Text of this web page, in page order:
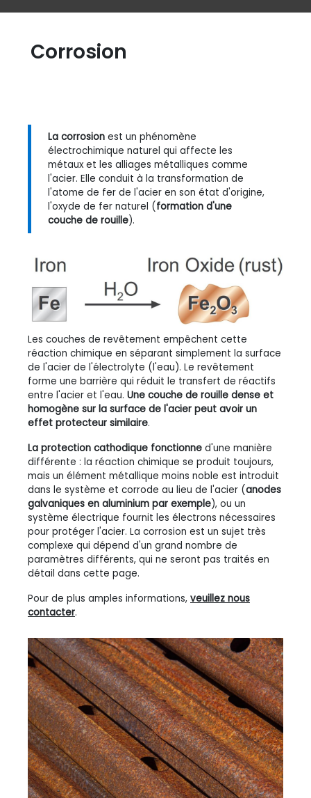
Corrosion
La corrosion est un phénomène
électrochimique naturel qui affecte les
métaux et les alliages métalliques comme
l'acier. Elle conduit à la transformation de
l'atome de fer de l'acier en son état d'origine,
l'oxyde de fer naturel (formation d'une
couche de rouille).
Les couches de revêtement empêchent cette
réaction chimique en séparant simplement la surface
de l'acier de l'électrolyte (l'eau). Le revêtement
forme une barrière qui réduit le transfert de réactifs
entre l'acier et l'eau. Une couche de rouille dense et
homogène sur la surface de l'acier peut avoir un
effet protecteur similaire.
La protection cathodique fonctionne d'une manière
différente : la réaction chimique se produit toujours,
mais un élément métallique moins noble est introduit
dans le système et corrode au lieu de l'acier (anodes
galvaniques en aluminium par exemple), ou un
système électrique fournit les électrons nécessaires
pour protéger l'acier. La corrosion est un sujet très
complexe qui dépend d'un grand nombre de
paramètres différents, qui ne seront pas traités en
détail dans cette page.
Pour de plus amples informations, veuillez nous
contacter.